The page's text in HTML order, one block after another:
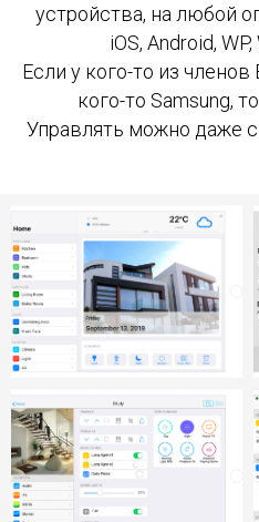
устройства, на любой
iOS, Android,
Если у кого-то из
кого-то Samsung,
Управлять можно даже с